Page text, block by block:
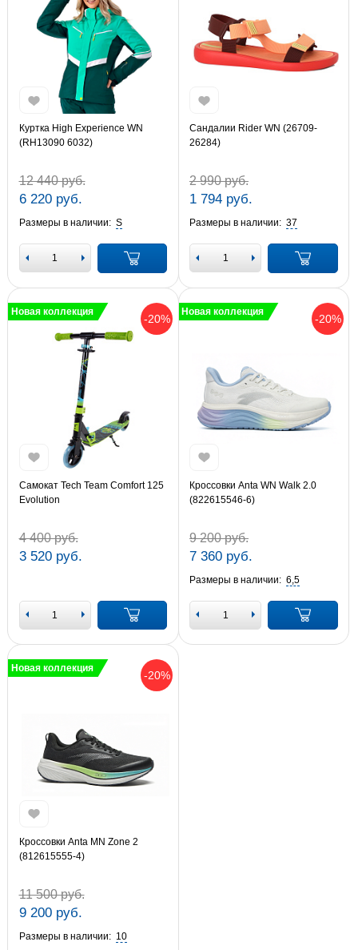
Куртка High Experience WN
(RH13090 6032)
12 440 руб.
6 220 руб.
Размеры в наличии: S
Сандалии Rider WN (26709-
26284)
2 990 руб.
1 794 руб.
Размеры в наличии: 37
-20%
Новая коллекция
Самокат Tech Team Comfort 125
Evolution
4 400 руб.
3 520 руб.
-20%
Новая коллекция
Кроссовки Anta WN Walk 2.0
(822615546-6)
9 200 руб.
7 360 руб.
Размеры в наличии: 6,5
-20%
Новая коллекция
Кроссовки Anta MN Zone 2
(812615555-4)
11 500 руб.
9 200 руб.
Размеры в наличии: 10